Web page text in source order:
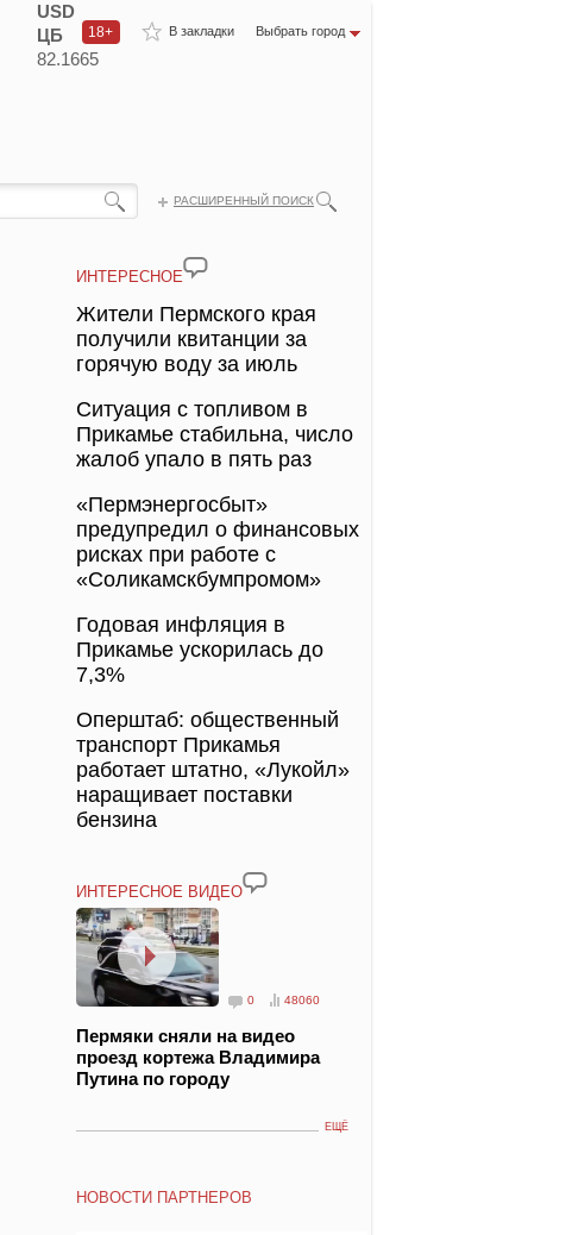
В закладки Выбрать город
18+
USD
ЦБ
82.1665
РАСШИРЕННЫЙ ПОИСК
ИНТЕРЕСНОЕ
Жители Пермского края
получили квитанции за
горячую воду за июль
Ситуация с топливом в
Прикамье стабильна, число
жалоб упало в пять раз
«Пермэнергосбыт»
предупредил о финансовых
рисках при работе с
«Соликамскбумпромом»
Годовая инфляция в
Прикамье ускорилась до
7,3%
Оперштаб: общественный
транспорт Прикамья
работает штатно, «Лукойл»
наращивает поставки
бензина
ИНТЕРЕСНОЕ ВИДЕО
0 48060
Пермяки сняли на видео
проезд кортежа Владимира
Путина по городу
ЕЩЁ
НОВОСТИ ПАРТНЕРОВ